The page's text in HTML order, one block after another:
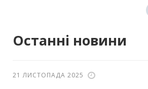
Останні новини
21 ЛИСТОПАДА 2025